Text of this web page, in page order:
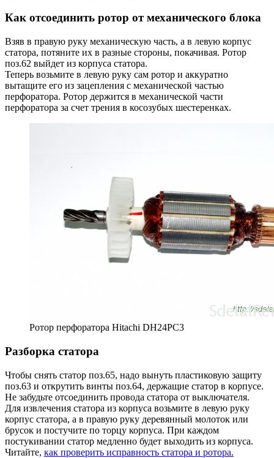
Как отсоединить ротор от механического блока
Взяв в правую руку механическую часть, а в левую корпус
статора, потяните их в разные стороны, покачивая. Ротор
поз.62 выйдет из корпуса статора.
Теперь возьмите в левую руку сам ротор и аккуратно
вытащите его из зацепления с механической частью
перфоратора. Ротор держится в механической части
перфоратора за счет трения в косозубых шестеренках.
Ротор перфоратора Hitachi DH24PC3
Разборка статора
Чтобы снять статор поз.65, надо вынуть пластиковую защиту
поз.63 и открутить винты поз.64, держащие статор в корпусе.
Не забудьте отсоединить провода статора от выключателя.
Для извлечения статора из корпуса возьмите в левую руку
корпус статора, а в правую руку деревянный молоток или
брусок и постучите по торцу корпуса. При каждом
постукивании статор медленно будет выходить из корпуса.
Читайте, как проверить исправность статора и ротора.